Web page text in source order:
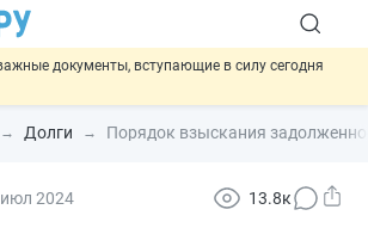
документы, вступающие в силу сегодня
о блокировке продажи опасных товаров через
ошибок в документах предлагают
Долги Порядок взыскания
2024 13.8к